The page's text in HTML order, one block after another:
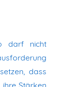
darf nicht
dass
Stärken